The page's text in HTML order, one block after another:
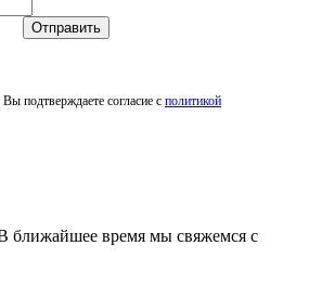
Отправить
подтверждаете согласие с политикой
ближайшее время мы свяжемся с